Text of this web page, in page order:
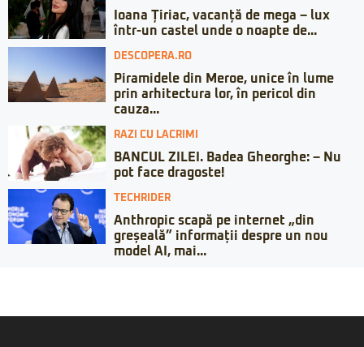
Ioana Țiriac, vacanță de mega – lux
într-un castel unde o noapte de...
DESCOPERA.RO
Piramidele din Meroe, unice în lume
prin arhitectura lor, în pericol din
cauza...
RAZI CU LACRIMI
BANCUL ZILEI. Badea Gheorghe: – Nu
pot face dragoste!
TECHRIDER
Anthropic scapă pe internet „din
greșeală” informații despre un nou
model AI, mai...